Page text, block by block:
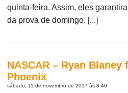
quinta-feira. Assim, eles
da prova de domingo. [...]
NASCAR – Ryan Blaney
Phoenix
sábado, 11 de novembro de 2017 às 8:40